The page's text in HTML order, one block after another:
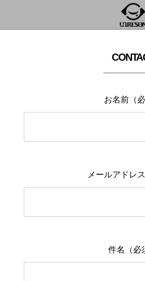
お名前（必
メールアドレ
件名（必